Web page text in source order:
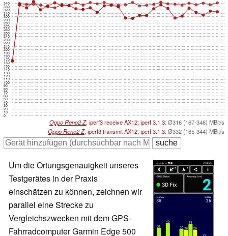
0
10
20
30
40
50
60
70
80
90
100
110
120
130
140
150
160
170
180
190
200
210
220
230
240
250
260
270
280
290
300
310
320
330
340
Oppo Reno2 Z; iperf3 receive AX12; iperf 3.1.3:Ø316 (167-346) MBit/s
Oppo Reno2 Z; iperf3 transmit AX12; iperf 3.1.3:Ø332 (165-344) MBit/s
Um die Ortungsgenauigkeit unseres
Testgerätes in der Praxis
einschätzen zu können, zeichnen wir
parallel eine Strecke zu
Vergleichszwecken mit dem GPS-
Fahrradcomputer Garmin Edge 500